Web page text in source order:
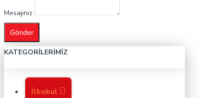
Mesajınız
Gönder
KATEGORILERIMIZ
İlkokul